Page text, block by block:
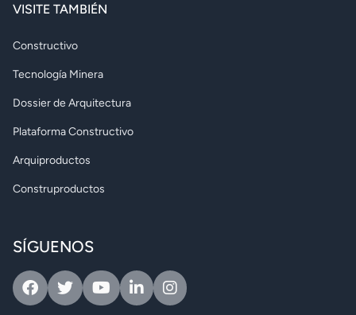
VISITE TAMBIÉN
Constructivo
Tecnología Minera
Dossier de Arquitectura
Plataforma Constructivo
Arquiproductos
Construproductos
SÍGUENOS
FacebookTwitterYoutubeLinkedinInstagram